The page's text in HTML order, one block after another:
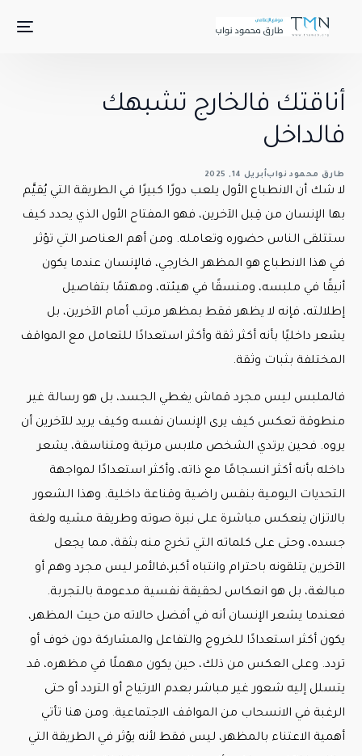
أناقتك فالخارج تشبهك
فالداخل
طارق محمود نوابأبريل 14, 2025
لا شك أن الانطباع الأول يلعب دورًا كبيرًا في الطريقة التي يُقيَّم
بها الإنسان من قِبل الآخرين، فهو المفتاح الأول الذي يحدد كيف
ستتلقى الناس حضوره وتعامله. ومن أهم العناصر التي تؤثر
في هذا الانطباع هو المظهر الخارجي، فالإنسان عندما يكون
أنيقًا في ملبسه، ومنسقًا في هيئته، ومهتمًا بتفاصيل
إطلالته، فإنه لا يظهر فقط بمظهر مرتب أمام الآخرين، بل
يشعر داخليًا بأنه أكثر ثقة وأكثر استعدادًا للتعامل مع المواقف
المختلفة بثبات وثقة.
فالملبس ليس مجرد قماش يغطي الجسد، بل هو رسالة غير
منطوقة تعكس كيف يرى الإنسان نفسه وكيف يريد للآخرين أن
يروه. فحين يرتدي الشخص ملابس مرتبة ومتناسقة، يشعر
داخله بأنه أكثر انسجامًا مع ذاته، وأكثر استعدادًا لمواجهة
التحديات اليومية بنفس راضية وقناعة داخلية. وهذا الشعور
بالاتزان ينعكس مباشرة على نبرة صوته وطريقة مشيه ولغة
جسده، وحتى على كلماته التي تخرج منه بثقة، مما يجعل
الآخرين يتلقونه باحترام وانتباه أكبر،فالأمر ليس مجرد وهم أو
مبالغة، بل هو انعكاس لحقيقة نفسية مدعومة بالتجربة.
فعندما يشعر الإنسان أنه في أفضل حالاته من حيث المظهر،
يكون أكثر استعدادًا للخروج والتفاعل والمشاركة دون خوف أو
تردد. وعلى العكس من ذلك، حين يكون مهملًا في مظهره، قد
يتسلل إليه شعور غير مباشر بعدم الارتياح أو التردد أو حتى
الرغبة في الانسحاب من المواقف الاجتماعية. ومن هنا تأتي
أهمية الاعتناء بالمظهر، ليس فقط لأنه يؤثر في الطريقة التي